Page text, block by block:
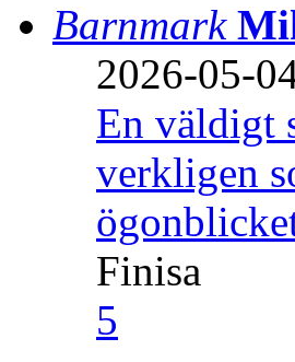
Barnmark
2026-05-
En väldigt
verkligen
Finisa
5